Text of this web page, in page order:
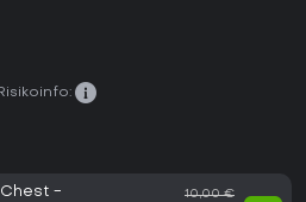
Chest -
10,00 €